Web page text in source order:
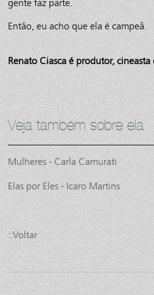
gente faz parte.
Então, eu acho que ela é campeã.
Renato Ciasca é produtor, cineasta
Veja também sobre ela
Mulheres - Carla Camurati
Elas por Eles - Icaro Martins
::Voltar